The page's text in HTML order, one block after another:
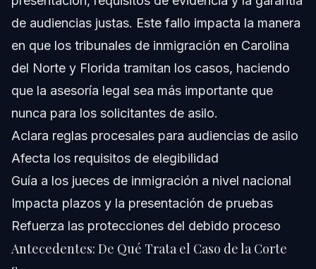
¿Cómo afecta el caso de la Corte Suprema a Carolina
del Norte?
¿Qué papel tienen los jueces de inmigración en casos
de asilo?
¿Cuánto tarda el proceso de asilo?
¿Puedo representarme a mí mismo en un caso de asilo?
Fuentes y Referencias
de audiencias justas. Este fallo impacta la manera
en que los tribunales de inmigración en Carolina
del Norte y Florida tramitan los casos, haciendo
que la asesoría legal sea más importante que
nunca para los solicitantes de asilo.
Aclara reglas procesales para audiencias de asilo
Afecta los requisitos de elegibilidad
Guía a los jueces de inmigración a nivel nacional
Impacta plazos y la presentación de pruebas
Refuerza las protecciones del debido proceso
Antecedentes: De Qué Trata el Caso de la Corte